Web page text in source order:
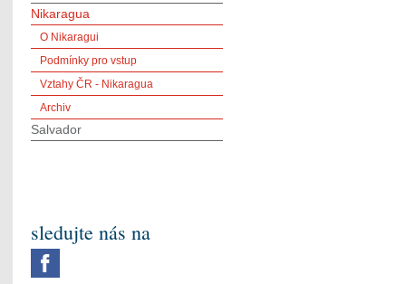
Nikaragua
O Nikaragui
Podmínky pro vstup
Vztahy ČR - Nikaragua
Archiv
Salvador
sledujte nás na